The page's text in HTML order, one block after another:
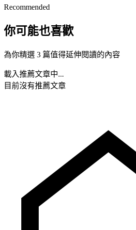
Recommended
你可能也喜歡
為你精選 3 篇值得延伸閱讀的內容
載入推薦文章中...
目前沒有推薦文章